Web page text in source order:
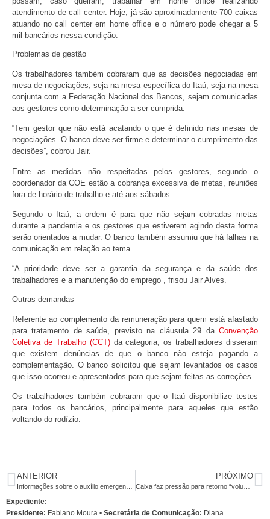
atendimento de call center. Hoje, já são aproximadamente 700 caixas
atuando no call center em home office e o número pode chegar a 5
mil bancários nessa condição.
Problemas de gestão
Os trabalhadores também cobraram que as decisões negociadas em
mesa de negociações, seja na mesa específica do Itaú, seja na mesa
conjunta com a Federação Nacional dos Bancos, sejam comunicadas
aos gestores como determinação a ser cumprida.
“Tem gestor que não está acatando o que é definido nas mesas de
negociações. O banco deve ser firme e determinar o cumprimento das
decisões”, cobrou Jair.
Entre as medidas não respeitadas pelos gestores, segundo o
coordenador da COE estão a cobrança excessiva de metas, reuniões
fora de horário de trabalho e até aos sábados.
Segundo o Itaú, a ordem é para que não sejam cobradas metas
durante a pandemia e os gestores que estiverem agindo desta forma
serão orientados a mudar. O banco também assumiu que há falhas na
comunicação em relação ao tema.
“A prioridade deve ser a garantia da segurança e da saúde dos
trabalhadores e a manutenção do emprego”, frisou Jair Alves.
Outras demandas
Referente ao complemento da remuneração para quem está afastado
para tratamento de saúde, previsto na cláusula 29 da Convenção
Coletiva de Trabalho (CCT)da categoria, os trabalhadores disseram
que existem denúncias de que o banco não esteja pagando a
complementação. O banco solicitou que sejam levantados os casos
que isso ocorreu e apresentados para que sejam feitas as correções.
Os trabalhadores também cobraram que o Itaú disponibilize testes
para todos os bancários, principalmente para aqueles que estão
voltando do rodízio.
ANTERIOR PRÓXIMO
Caixa faz pressão para retorno “voluntário” de empregados ao trabalho
Expediente:
Presidente: Fabiano Moura • Secretária de Comunicação: Diana